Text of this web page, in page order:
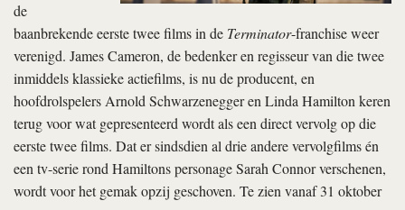
de
baanbrekende eerste twee films in de Terminator-franchise weer
verenigd. James Cameron, de bedenker en regisseur van die twee
inmiddels klassieke actiefilms, is nu de producent, en
hoofdrolspelers Arnold Schwarzenegger en Linda Hamilton keren
terug voor wat gepresenteerd wordt als een direct vervolg op die
eerste twee films. Dat er sindsdien al drie andere vervolgfilms én
een tv-serie rond Hamiltons personage Sarah Connor verschenen,
wordt voor het gemak opzij geschoven. Te zien vanaf 31 oktober